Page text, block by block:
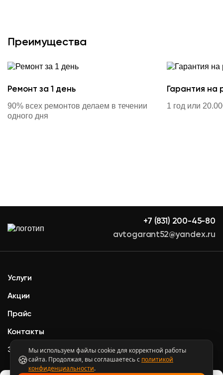
Преимущества
Ремонт за 1 день
90% всех ремонтов делаем в течении
одного дня
Гарантия на
1 год или
+7 (831) 200-45-80
avtogarant52@yandex.ru
Услуги
Акции
Прайс
Контакты
Экспертные статьи
Политика
конфиденциальности
🍪
Мы используем файлы cookie для корректной работы
сайта. Продолжая, вы соглашаетесь с политикой
конфиденциальности.